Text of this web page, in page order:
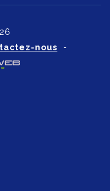
nous -